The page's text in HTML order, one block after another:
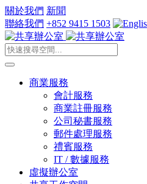
關於我們 新聞
聯絡我們 +852 9415 1503
商業服務
會計服務
商業註冊服務
公司秘書服務
郵件處理服務
禮賓服務
IT / 數據服務
虛擬辦公室